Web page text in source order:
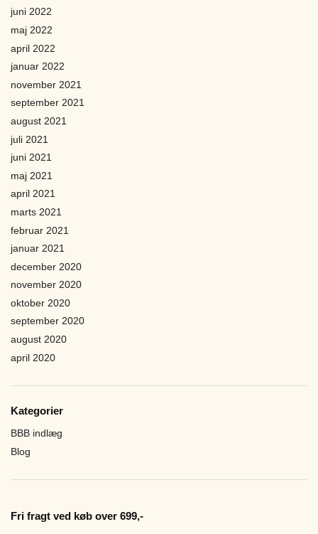
juni 2022
maj 2022
april 2022
januar 2022
november 2021
september 2021
august 2021
juli 2021
juni 2021
maj 2021
april 2021
marts 2021
februar 2021
januar 2021
december 2020
november 2020
oktober 2020
september 2020
august 2020
april 2020
Kategorier
BBB indlæg
Blog
Fri fragt ved køb over 699,-